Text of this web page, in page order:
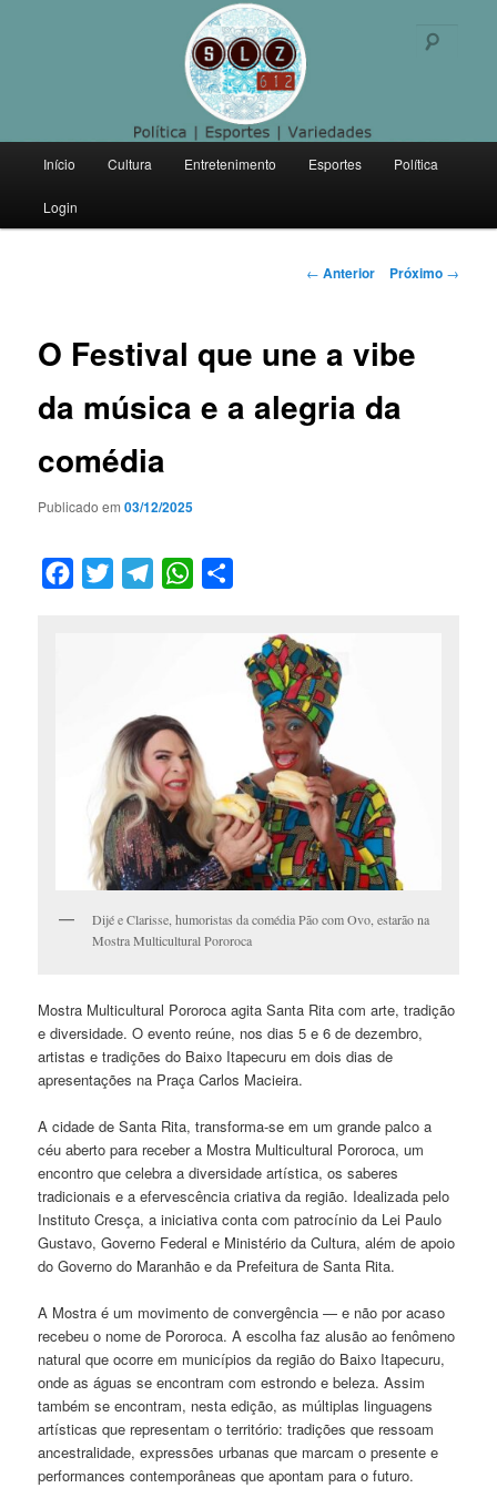
Politica | Esportes | Variedades
principal
Pular
para
principal
Início Cultura Entretenimento Esportes Política
Login
Navegação
← Anterior Próximo →
O Festival que une a vibe
da música e a alegria da
comédia
Publicado em03/12/2025
Facebook
Twitter TelegramWhatsApp
Dijé e Clarisse, humoristas da comédia Pão com Ovo, estarão na
Mostra Multicultural Pororoca
Mostra Multicultural Pororoca agita Santa Rita com arte, tradição
e diversidade. O evento reúne, nos dias 5 e 6 de dezembro,
artistas e tradições do Baixo Itapecuru em dois dias de
apresentações na Praça Carlos Macieira.
A cidade de Santa Rita, transforma-se em um grande palco a
céu aberto para receber a Mostra Multicultural Pororoca, um
encontro que celebra a diversidade artística, os saberes
tradicionais e a efervescência criativa da região. Idealizada pelo
Instituto Cresça, a iniciativa conta com patrocínio da Lei Paulo
Gustavo, Governo Federal e Ministério da Cultura, além de apoio
do Governo do Maranhão e da Prefeitura de Santa Rita.
A Mostra é um movimento de convergência — e não por acaso
recebeu o nome de Pororoca. A escolha faz alusão ao fenômeno
natural que ocorre em municípios da região do Baixo Itapecuru,
onde as águas se encontram com estrondo e beleza. Assim
também se encontram, nesta edição, as múltiplas linguagens
artísticas que representam o território: tradições que ressoam
ancestralidade, expressões urbanas que marcam o presente e
performances contemporâneas que apontam para o futuro.